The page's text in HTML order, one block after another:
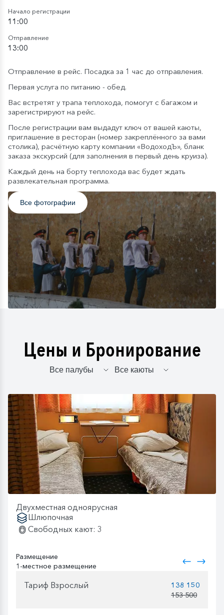
Начало регистрации
11:00
Отправление
13:00
Отправление в рейс. Посадка за 1 час до отправления.
Первая услуга по питанию - обед.
Вас встретят у трапа теплохода, помогут с багажом и
зарегистрируют на рейс.
После регистрации вам выдадут ключ от вашей каюты,
приглашение в ресторан (номер закреплённого за вами
столика), расчётную карту компании «ВодоходЪ», бланк
заказа экскурсий (для заполнения в первый день круиза).
Каждый день на борту теплохода вас будет ждать
развлекательная программа.
Все фотографии
Цены и Бронирование
Двухместная одноярусная
Шлюпочная
Свободных кают: 3
Размещение
1-местное размещение
Тариф Взрослый
138 150
153 500